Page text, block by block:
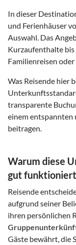
In dieser
und Ferienhäuser
Auswahl. Das
Kurzaufenthalte
Familienreisen
Was Reisende hier
transparente
einem entspannten
beitragen.
Warum diese
gut funktioniert
Reisende
aufgrund seiner
ihren persönlichen
Gäste bewährt, die